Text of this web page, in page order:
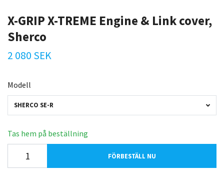
X-GRIP X-TREME Engine & Link cover,
Sherco
2 080 SEK
Modell
SHERCO SE-R
Tas hem på beställning
FÖRBESTÄLL NU